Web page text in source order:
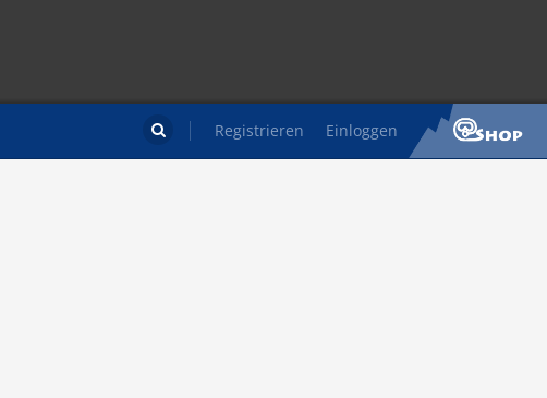
Registrieren Einloggen
